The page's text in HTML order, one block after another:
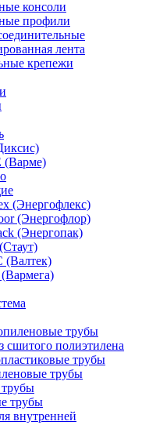
консоли
профили
лента
крепежи
(Варме)
(Энергофлекс)
(Энергофлор)
(Энергопак)
(Валтек)
трубы
сшитого полиэтилена
трубы
трубы
трубы
внутренней